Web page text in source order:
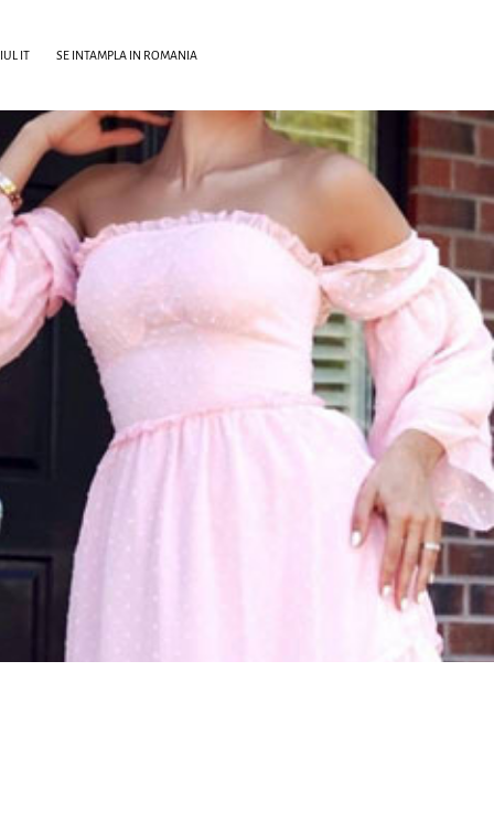
IT SE INTAMPLA IN ROMANIA